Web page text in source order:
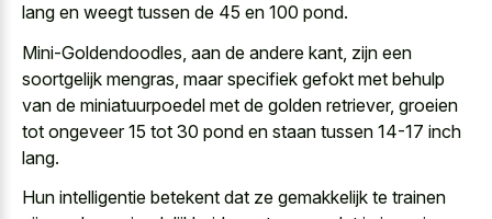
lang en weegt tussen de 45 en 100 pond.
Mini-Goldendoodles, aan de andere kant, zijn een
soortgelijk mengras, maar specifiek gefokt met behulp
van de miniatuurpoedel met de golden retriever, groeien
tot ongeveer 15 tot 30 pond en staan tussen 14-17 inch
lang.
Hun intelligentie betekent dat ze gemakkelijk te trainen